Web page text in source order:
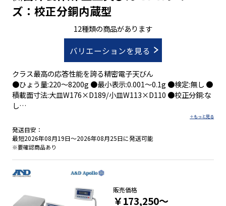
ズ：校正分銅内蔵型
12種類の商品があります
バリエーションを見る
クラス最高の応答性能を誇る精密電子天びん
●ひょう量:220～8200g ●最小表示:0.001～0.1g ●検定:無し ●
積載面寸法:大皿W176×D189/小皿W113×D110 ●校正分銅:な
し
●クラス最速の応答性能
●優れた耐衝撃性
●薬品に強いアルミダイカスト製ボディ
●比重測定・コンパレータ出力など充実の機能
●感度調整用分銅内蔵
発送目安：
最短2026年08月19日～2026年08月25日に発送可能
※要確認商品あり
販売価格
￥173,250～